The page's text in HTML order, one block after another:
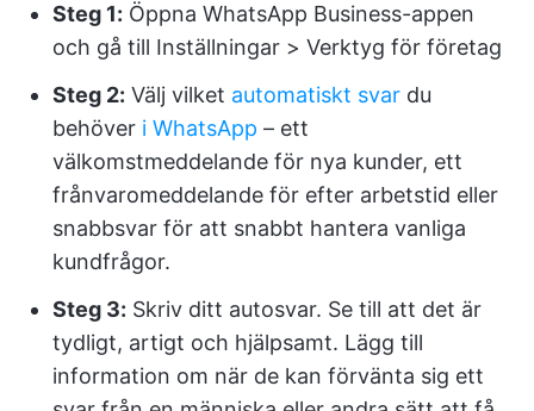
Steg 1: Öppna WhatsApp Business-appen
och gå till Inställningar > Verktyg för företag
Steg 2: Välj vilket automatiskt svar du
behöver i WhatsApp – ett
välkomstmeddelande för nya kunder, ett
frånvaromeddelande för efter arbetstid eller
snabbsvar för att snabbt hantera vanliga
kundfrågor.
Steg 3: Skriv ditt autosvar. Se till att det är
tydligt, artigt och hjälpsamt. Lägg till
information om när de kan förvänta sig ett